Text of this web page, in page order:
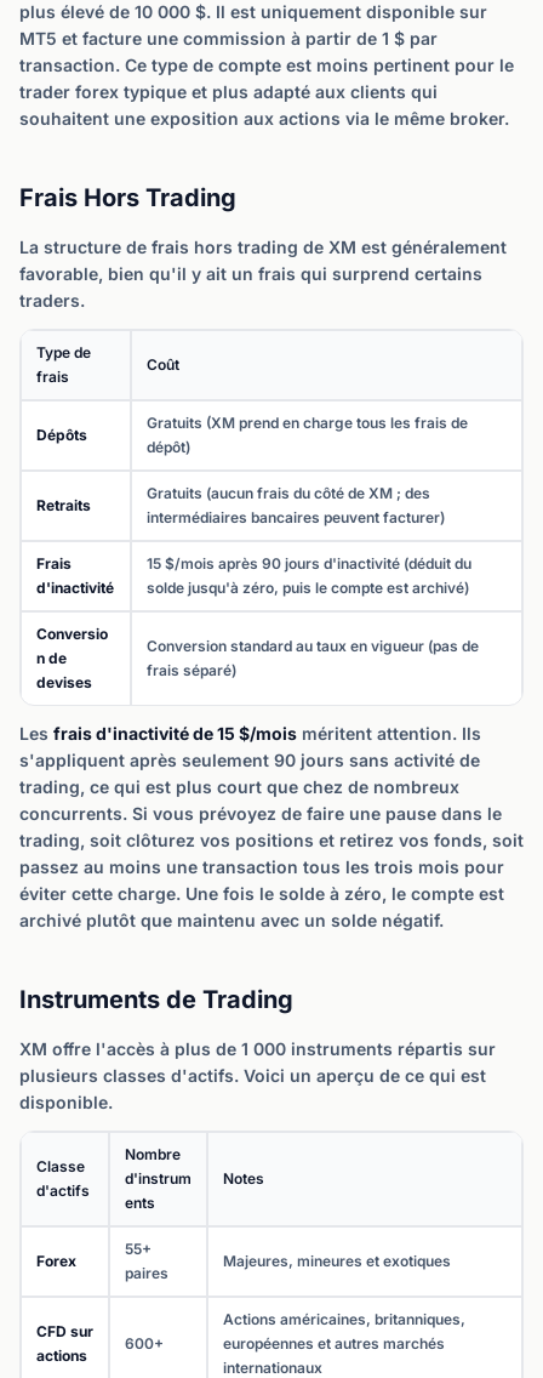
plus élevé de 10 000 $. Il est uniquement disponible sur
MT5 et facture une commission à partir de 1 $ par
transaction. Ce type de compte est moins pertinent pour le
trader forex typique et plus adapté aux clients qui
souhaitent une exposition aux actions via le même broker.
Frais Hors Trading
La structure de frais hors trading de XM est généralement
favorable, bien qu'il y ait un frais qui surprend certains
traders.
Type de
frais
Coût
Dépôts
Gratuits (XM prend en charge tous les frais de
dépôt)
Retraits
Gratuits (aucun frais du côté de XM ; des
intermédiaires bancaires peuvent facturer)
Frais
d'inactivité
15 $/mois après 90 jours d'inactivité (déduit du
solde jusqu'à zéro, puis le compte est archivé)
Conversio
n de
devises
Conversion standard au taux en vigueur (pas de
frais séparé)
Les frais d'inactivité de 15 $/mois méritent attention. Ils
s'appliquent après seulement 90 jours sans activité de
trading, ce qui est plus court que chez de nombreux
concurrents. Si vous prévoyez de faire une pause dans le
trading, soit clôturez vos positions et retirez vos fonds, soit
passez au moins une transaction tous les trois mois pour
éviter cette charge. Une fois le solde à zéro, le compte est
archivé plutôt que maintenu avec un solde négatif.
Instruments de Trading
XM offre l'accès à plus de 1 000 instruments répartis sur
plusieurs classes d'actifs. Voici un aperçu de ce qui est
disponible.
Classe
d'actifs
Nombre
d'instrum
ents
Notes
Forex
55+
paires
Majeures, mineures et exotiques
CFD sur
actions
600+
Actions américaines, britanniques,
européennes et autres marchés
internationaux